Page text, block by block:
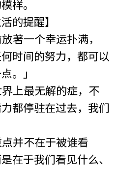
样。
提醒】
一个幸运扑满，
时间的努力，都可以
。」
最无解的症，不
都停驻在过去，我们
不在于被谁看
在于我们看见什么、